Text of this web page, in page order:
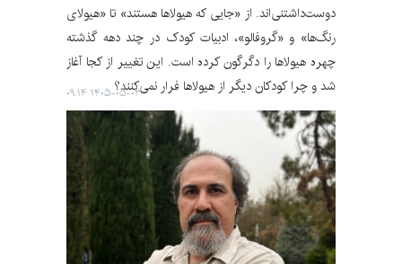
دوست‌داشتنی‌اند. از «جایی که هیولاها هستند» تا «هیولای
رنگ‌ها» و «گروفالو»، ادبیات کودک در چند دهه گذشته
چهره هیولاها را دگرگون کرده است. این تغییر از کجا آغاز
شد و چرا کودکان دیگر از هیولاها فرار نمی‌کنند؟۱۴۰۵-۰۵-۰۳ ۰۹:۱۴